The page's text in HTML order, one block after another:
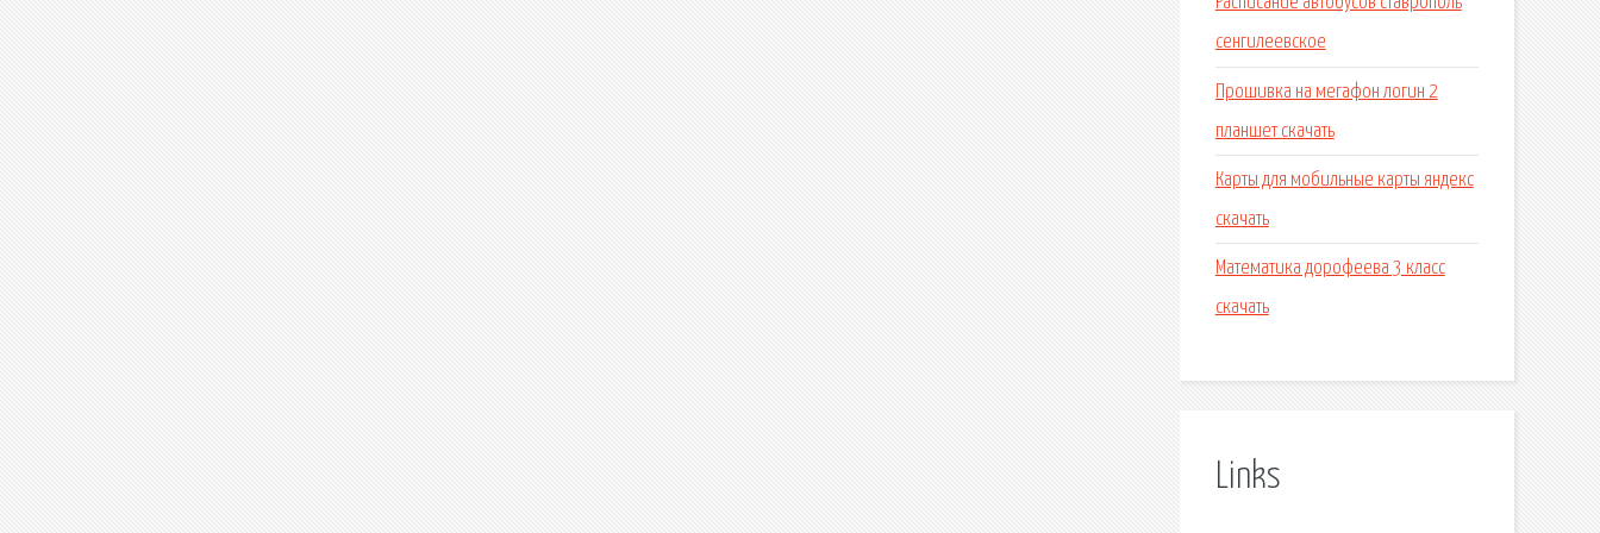
сенгилеевское
Прошивка на мегафон логин 2
планшет скачать
Карты для мобильные карты яндекс
скачать
Математика дорофеева 3 класс
скачать
Links